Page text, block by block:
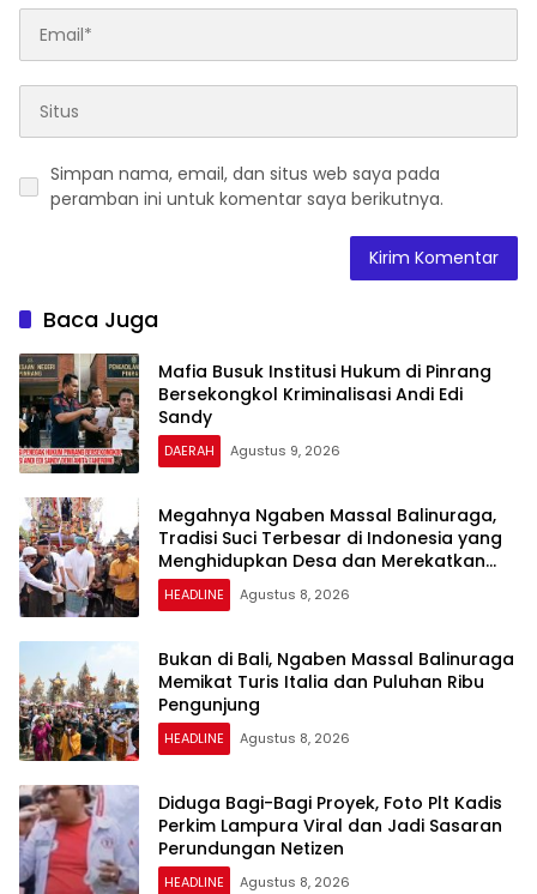
Simpan nama, email, dan situs web saya pada
peramban ini untuk komentar saya berikutnya.
Baca Juga
Mafia Busuk Institusi Hukum di Pinrang
Bersekongkol Kriminalisasi Andi Edi
Sandy
DAERAH Agustus 9, 2026
Megahnya Ngaben Massal Balinuraga,
Tradisi Suci Terbesar di Indonesia yang
Menghidupkan Desa dan Merekatkan
Ikatan Keluarga
HEADLINE Agustus 8, 2026
Bukan di Bali, Ngaben Massal Balinuraga
Memikat Turis Italia dan Puluhan Ribu
Pengunjung
HEADLINE Agustus 8, 2026
Diduga Bagi-Bagi Proyek, Foto Plt Kadis
Perkim Lampura Viral dan Jadi Sasaran
Perundungan Netizen
HEADLINE Agustus 8, 2026